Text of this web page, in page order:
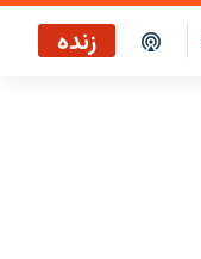
زنده